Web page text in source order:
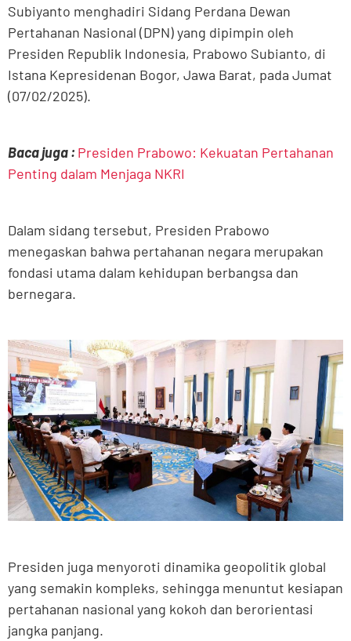
Subiyanto menghadiri Sidang Perdana Dewan
Pertahanan Nasional (DPN) yang dipimpin oleh
Presiden Republik Indonesia, Prabowo Subianto, di
Istana Kepresidenan Bogor, Jawa Barat, pada Jumat
(07/02/2025).
Baca juga : Presiden Prabowo: Kekuatan Pertahanan
Penting dalam Menjaga NKRI
Dalam sidang tersebut, Presiden Prabowo
menegaskan bahwa pertahanan negara merupakan
fondasi utama dalam kehidupan berbangsa dan
bernegara.
Presiden juga menyoroti dinamika geopolitik global
yang semakin kompleks, sehingga menuntut kesiapan
pertahanan nasional yang kokoh dan berorientasi
jangka panjang.